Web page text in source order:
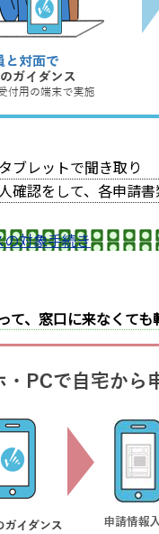
ブレットで聞き取り
確認をして、各申請
対象手続き
て、窓口に来なくて